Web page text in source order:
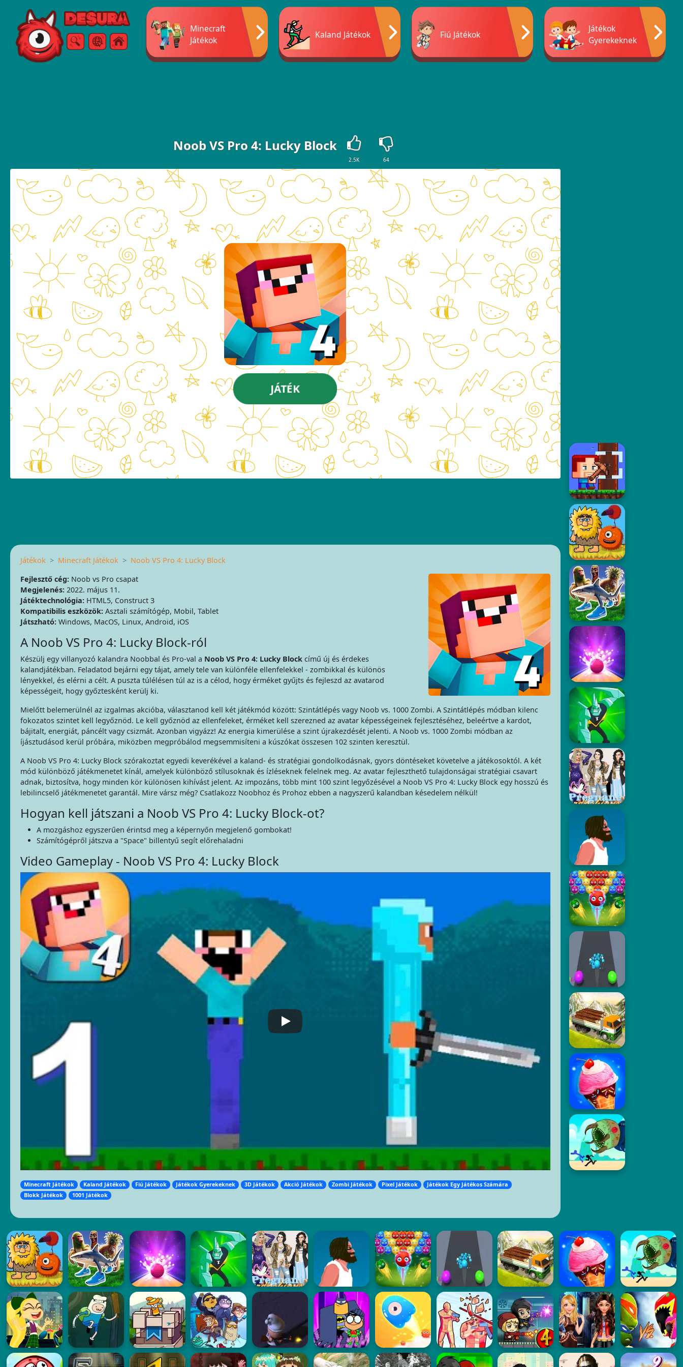
Free Online Games
KeresésMenü
Minecraft
Játékok
Kaland Játékok Fiú Játékok
Játékok
Gyerekeknek
Noob VS Pro 4: Lucky Block
2.5K 64
JÁTÉK
Játékok Minecraft Játékok
Noob VS Pro 4: Lucky Block
Fejlesztő cég: Noob vs Pro csapat
Megjelenés: 2022. május 11.
Játéktechnológia: HTML5, Construct 3
Kompatibilis eszközök: Asztali számítógép, Mobil, Tablet
Játszható: Windows, MacOS, Linux, Android, iOS
A Noob VS Pro 4: Lucky Block-ról
Készülj egy villanyozó kalandra Noobbal és Pro-val a Noob VS Pro 4: Lucky Block című új és érdekes
kalandjátékban. Feladatod bejárni egy tájat, amely tele van különféle ellenfelekkel - zombikkal és különös
lényekkel, és elérni a célt. A puszta túlélésen túl az is a célod, hogy érméket gyűjts és fejleszd az avatarod
képességeit, hogy győztesként kerülj ki.
Mielőtt belemerülnél az izgalmas akcióba, választanod kell két játékmód között: Szintátlépés vagy Noob vs. 1000 Zombi. A Szintátlépés módban kilenc
fokozatos szintet kell legyőznöd. Le kell győznöd az ellenfeleket, érméket kell szerezned az avatar képességeinek fejlesztéséhez, beleértve a kardot,
bájitalt, energiát, páncélt vagy csizmát. Azonban vigyázz! Az energia kimerülése a szint újrakezdését jelenti. A Noob vs. 1000 Zombi módban az
íjásztudásod kerül próbára, miközben megpróbálod megsemmisíteni a kúszókat összesen 102 szinten keresztül.
A Noob VS Pro 4: Lucky Block szórakoztat egyedi keverékével a kaland- és stratégiai gondolkodásnak, gyors döntéseket követelve a játékosoktól. A két
mód különböző játékmenetet kínál, amelyek különböző stílusoknak és ízléseknek felelnek meg. Az avatar fejleszthető tulajdonságai stratégiai csavart
adnak, biztosítva, hogy minden kör különösen kihívást jelent. Az impozáns, több mint 100 szint legyőzésével a Noob VS Pro 4: Lucky Block egy hosszú és
lebilincselő játékmenetet garantál. Mire vársz még? Csatlakozz Noobhoz és Prohoz ebben a nagyszerű kalandban késedelem nélkül!
Hogyan kell játszani a Noob VS Pro 4: Lucky Block-ot?
A mozgáshoz egyszerűen érintsd meg a képernyőn megjelenő gombokat!
Számítógépről játszva a "Space" billentyű segít előrehaladni
Video Gameplay - Noob VS Pro 4: Lucky Block
Minecraft Játékok Kaland Játékok Fiú Játékok Játékok Gyerekeknek 3D Játékok Akció Játékok Zombi Játékok Pixel Játékok
Játékok Egy Játékos Számára
Blokk Játékok
1001 Játékok